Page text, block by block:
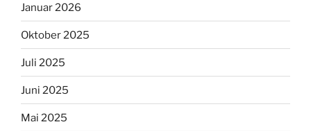
Januar 2026
Oktober 2025
Juli 2025
Juni 2025
Mai 2025